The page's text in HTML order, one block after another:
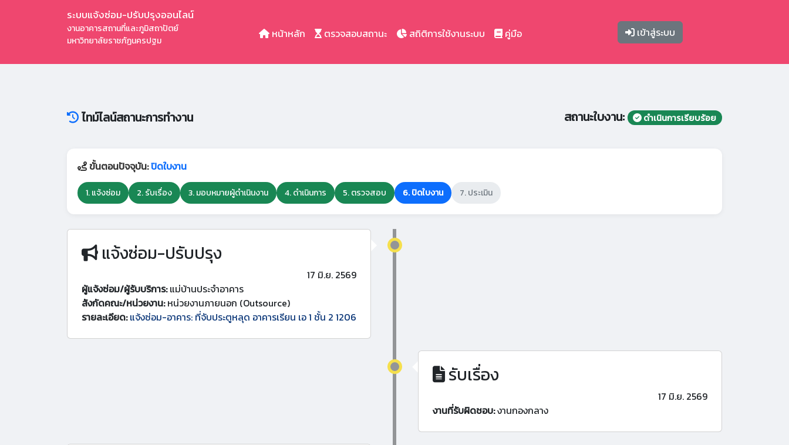
ระบบแจ้งซ่อม-ปรับปรุงออนไลน์
งานอาคารสถานที่และภูมิสถาปัตย์
มหาวิทยาลัยราชภัฏนครปฐม
หน้าหลัก ตรวจสอบสถานะ สถิติการใช้งานระบบ คู่มือ เข้าสู่ระบบ
ไทม์ไลน์สถานะการทำงาน สถานะใบงาน: ดำเนินการเรียบร้อย
ขั้นตอนปัจจุบัน:ปิดใบงาน
1. แจ้งซ่อม 2. รับเรื่อง 3. มอบหมายผู้ดำเนินงาน 4. ดำเนินการ 5. ตรวจสอบ 6. ปิดใบงาน 7. ประเมิน
แจ้งซ่อม-ปรับปรุง
17 มิ.ย. 2569
ผู้แจ้งซ่อม/ผู้รับบริการ:แม่บ้านประจำอาคาร
สังกัดคณะ/หน่วยงาน:หน่วยงานภายนอก (Outsource)
รายละเอียด: แจ้งซ่อม-อาคาร: ที่จับประตูหลุด อาคารเรียน เอ 1 ชั้น 2 1206
รับเรื่อง
17 มิ.ย. 2569
งานที่รับผิดชอบ:งานกองกลาง